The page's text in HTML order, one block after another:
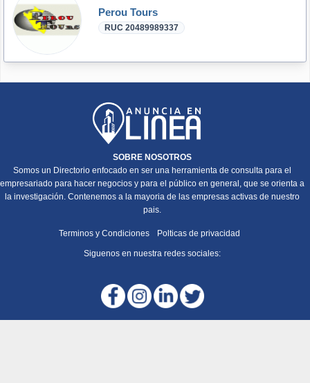
Perou Tours
RUC 20489989337
SOBRE NOSOTROS
Somos un Directorio enfocado en ser una herramienta de consulta para el
empresariado para hacer negocios y para el público en general, que se orienta a
la investigación. Contenemos a la mayoria de las empresas activas de nuestro
pais.
Terminos y Condiciones Polticas de privacidad
Siguenos en nuestra redes sociales: